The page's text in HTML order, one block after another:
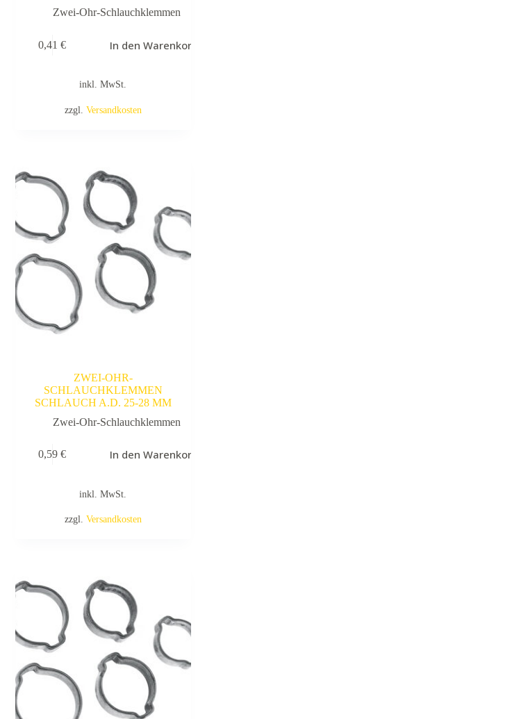
Zwei-Ohr-Schlauchklemmen
0,41€ In den Warenkorb
inkl. MwSt.
zzgl. Versandkosten
ZWEI-OHR-
SCHLAUCHKLEMMEN
SCHLAUCH A.D. 25-28 MM
Zwei-Ohr-Schlauchklemmen
0,59€ In den Warenkorb
inkl. MwSt.
zzgl. Versandkosten